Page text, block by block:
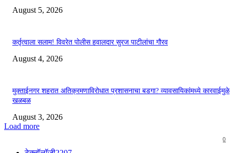
August 5, 2026
कर्तृत्वाला सलाम! विवरेत पोलीस हवालदार सुरज पाटीलांचा गौरव
August 4, 2026
मुक्ताईनगर शहरात अतिक्रमणाविरोधात प्रशासनाचा बडगा? व्यावसायिकांमध्ये कारवाईमुळे
खळबळ
August 3, 2026
Load more
0